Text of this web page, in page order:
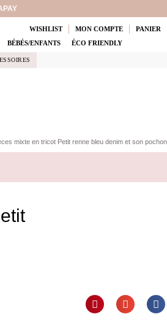
WISHLIST MON COMPTE
PANIER
BÉBÉS/ENFANTS ÉCO FRIENDLY
mixte en tricot Petit renne bleu denim et son pochon